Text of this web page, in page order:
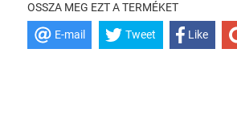
OSSZA MEG EZT A TERMÉKET
E-mail Tweet Like